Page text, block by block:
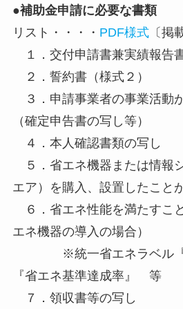
●補助金申請に必要な書類⇒
リスト・・・・ PDF様式〔掲
１．交付申請書兼実績報告
２．誓約書（様式２）
３．申請事業者の事業活動
（確定申告書の写し等）
４．本人確認書類の写し
５．省エネ機器または情報
エア）を購入、設置したこと
６．省エネ性能を満たすこ
エネ機器の導入の場合）
※統一省エネラベル『多
『省エネ基準達成率』 等
７．領収書等の写し